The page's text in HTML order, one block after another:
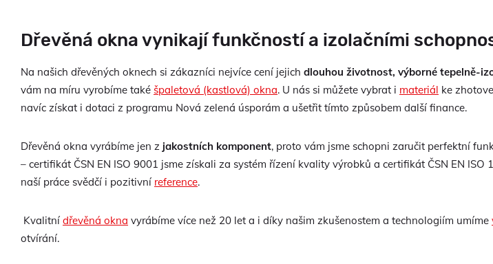
Dřevěná okna vynikají funkčností a izolačními
Na našich dřevěných oknech si zákazníci nejvíce cení jejich dlouhou životnost, výborné tepelně-
vám na míru vyrobíme také špaletová (kastlová) okna. U nás si můžete vybrat i materiál ke
navíc získat i dotaci z programu Nová zelená úsporám a ušetřit tímto způsobem další finance.
Dřevěná okna vyrábíme jen z jakostních komponent, proto vám jsme schopni zaručit perfektní
– certifikát ČSN EN ISO 9001 jsme získali za systém řízení kvality výrobků a certifikát ČSN EN
naší práce svědčí i pozitivní reference.
Kvalitní dřevěná okna vyrábíme více než 20 let a i díky našim zkušenostem a technologiím umíme
otvírání.